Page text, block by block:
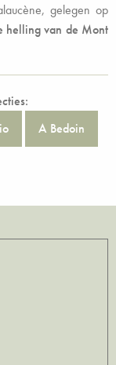
gelegen op
helling van de Mont
A Bedoin